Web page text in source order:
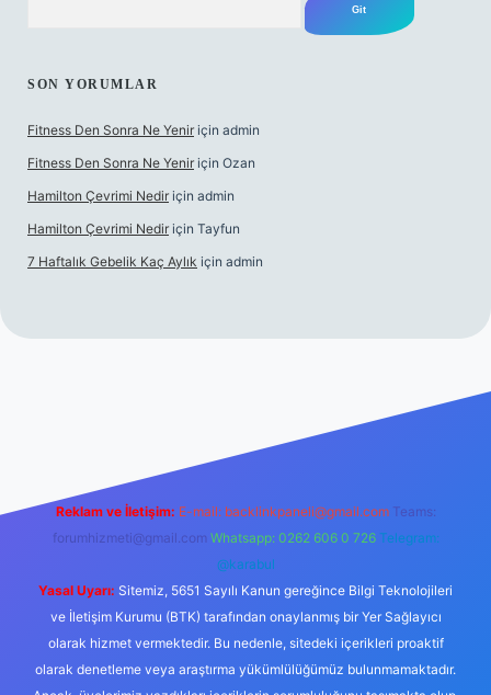
SON YORUMLAR
Fitness Den Sonra Ne Yenir için admin
Fitness Den Sonra Ne Yenir için Ozan
Hamilton Çevrimi Nedir için admin
Hamilton Çevrimi Nedir için Tayfun
7 Haftalık Gebelik Kaç Aylık için admin
Reklam ve İletişim: E-mail: backlinkpaneli@gmail.com Teams:
forumhizmeti@gmail.com Whatsapp: 0262 606 0 726 Telegram:
@karabul
Yasal Uyarı: Sitemiz, 5651 Sayılı Kanun gereğince Bilgi Teknolojileri
ve İletişim Kurumu (BTK) tarafından onaylanmış bir Yer Sağlayıcı
olarak hizmet vermektedir. Bu nedenle, sitedeki içerikleri proaktif
olarak denetleme veya araştırma yükümlülüğümüz bulunmamaktadır.